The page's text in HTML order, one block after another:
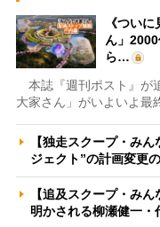
《つい
ん」
ら…
本誌『週刊ポスト』が
大家さん」がいよいよ最
【独走スクープ・み
ジェクト”の計画変更
【追及スクープ・み
明かされる柳瀬健一